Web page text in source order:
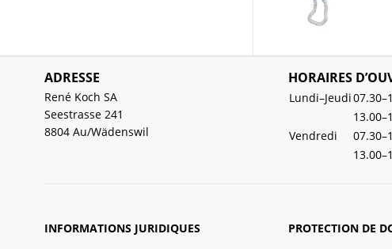
ADRESSE
René Koch SA
Seestrasse 241
8804 Au/Wädenswil
HORAIRES
Lundi–Jeudi
Vendredi
INFORMATIONS JURIDIQUES PROTECTION DE